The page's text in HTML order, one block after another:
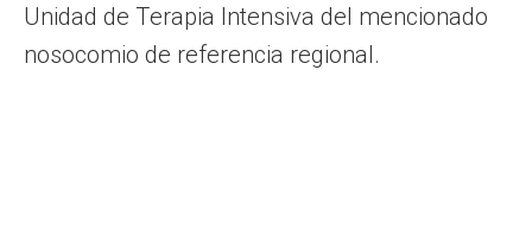
Unidad de Terapia Intensiva del mencionado
nosocomio de referencia regional.